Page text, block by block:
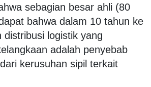
sebagian besar ahli (80
bahwa dalam 10 tahun ke
distribusi logistik yang
adalah penyebab
kerusuhan sipil terkait